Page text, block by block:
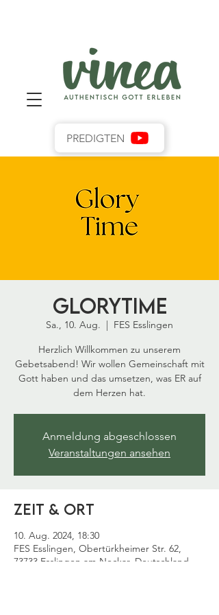
PREDIGTEN
GloryTime
Sa., 10. Aug.
  |
FES Esslingen
Herzlich Willkommen zu unserem
Gebetsabend! Wir wollen Gemeinschaft mit
Gott haben und das umsetzen, was ER auf
dem Herzen hat.
Anmeldung abgeschlossen
Veranstaltungen ansehen
Zeit & Ort
10. Aug. 2024, 18:30
FES Esslingen, Obertürkheimer Str. 62,
73733 Esslingen am Neckar, Deutschland